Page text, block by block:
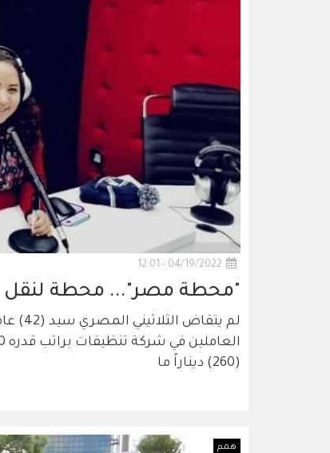
04/19/2022 - 12:01
"محطة مصر"... محطة لنقل
لم
(260) ديناراً ما
همم